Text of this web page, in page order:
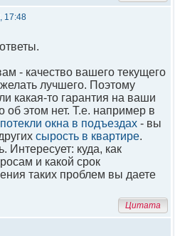
17:48
- качество вашего текущего
лучшего. Поэтому
какая-то гарантия на ваши
об этом нет. Т.е. например в
потекли окна в подъездах - вы
сырость в квартире.
Интересует: куда, как
и какой срок
таких проблем вы даете
Цитата